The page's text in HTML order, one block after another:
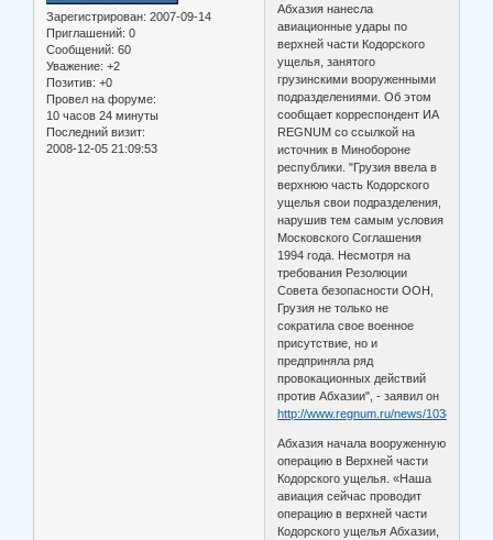
Зарегистрирован: 2007-09-14
Приглашений: 0
Сообщений: 60
Уважение: +2
Позитив: +0
Провел на форуме:
10 часов 24 минуты
Последний визит:
2008-12-05 21:09:53
Абхазия нанесла
авиационные удары по
верхней части Кодорского
ущелья, занятого
грузинскими вооруженными
подразделениями. Об этом
сообщает корреспондент ИА
REGNUM со ссылкой на
источник в Минобороне
республики. "Грузия ввела в
верхнюю часть Кодорского
ущелья свои подразделения,
нарушив тем самым условия
Московского Соглашения
1994 года. Несмотря на
требования Резолюции
Совета безопасности ООН,
Грузия не только не
сократила свое военное
присутствие, но и
предприняла ряд
провокационных действий
против Абхазии", - заявил он
http://www.regnum.ru/news/
Абхазия начала вооруженную
операцию в Верхней части
Кодорского ущелья. «Наша
авиация сейчас проводит
операцию в верхней части
Кодорского ущелья Абхазии,